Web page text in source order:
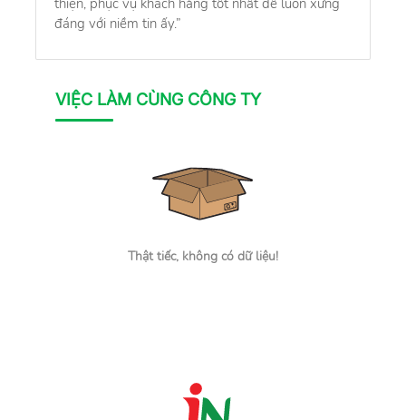
đáng với niềm tin ấy.”
VIỆC LÀM CÙNG CÔNG TY
Thật tiếc, không có dữ liệu!